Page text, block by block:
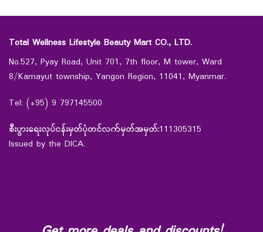
Total Wellness Lifestyle Beauty Mart CO., LTD.
No.527, Pyay Road, Unit 701, 7th floor, M tower, Ward
8/Kamayut township, Yangon Region, 11041, Myanmar.
Tel: (+95) 9 797145500
စီးပွားရေးလုပ်ငန်းမှတ်ပုံတင်လက်မှတ်အမှတ်:111305315
Issued by the DICA.